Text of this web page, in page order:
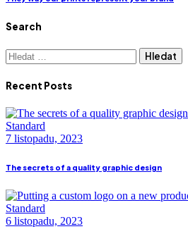
Search
Vyhledávání
Recent Posts
Standard
7 listopadu, 2023
The secrets of a quality graphic design
Standard
6 listopadu, 2023